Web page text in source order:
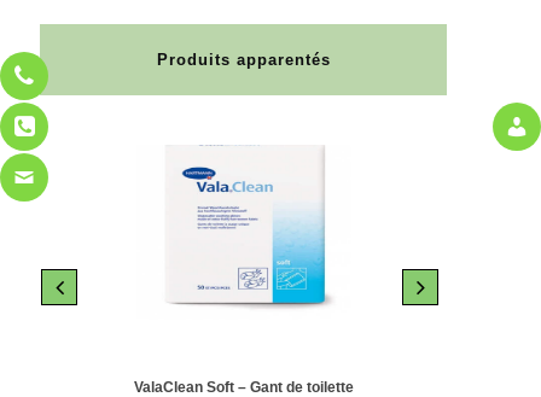
Produits apparentés
ValaClean Soft – Gant de toilette